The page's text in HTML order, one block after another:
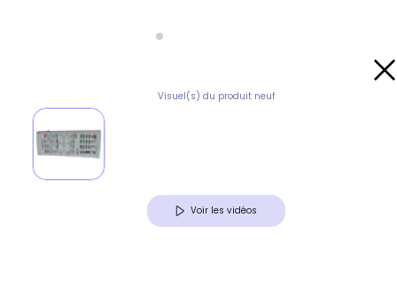
Visuel(s) du produit neuf
Voir les vidéos